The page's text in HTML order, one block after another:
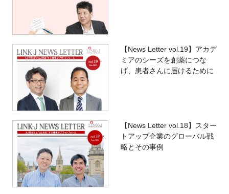
【News Letter vol.19】アカデ
ミアのシーズを創薬につな
げ、患者さんに届けるために
【News Letter vol.18】スター
トアップ企業のグローバル戦
略とその事例